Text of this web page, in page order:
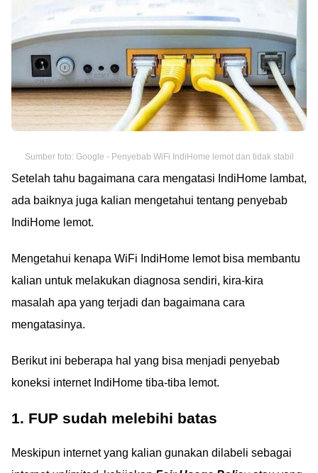
Sumber foto: Google - Penyebab WiFi IndiHome lemot dan tidak stabil
Setelah tahu bagaimana cara mengatasi IndiHome lambat,
ada baiknya juga kalian mengetahui tentang penyebab
IndiHome lemot.
Mengetahui kenapa WiFi IndiHome lemot bisa membantu
kalian untuk melakukan diagnosa sendiri, kira-kira
masalah apa yang terjadi dan bagaimana cara
mengatasinya.
Berikut ini beberapa hal yang bisa menjadi penyebab
koneksi internet IndiHome tiba-tiba lemot.
1. FUP sudah melebihi batas
Meskipun internet yang kalian gunakan dilabeli sebagai